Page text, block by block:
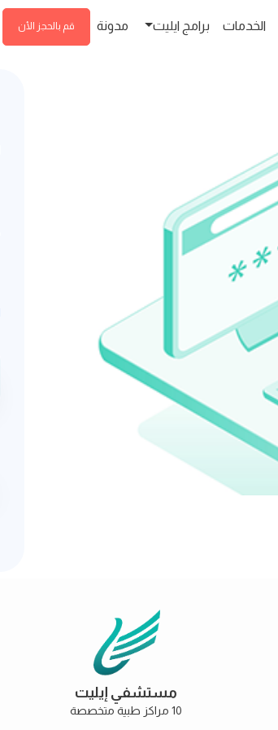
الخدمات برامج ايليت مدونة قم بالحجز الأن
مستشفي إيليت
10 مراكز طبية متخصصة